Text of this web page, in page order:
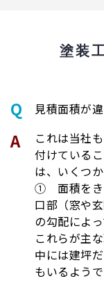
塗装
⾒積⾯積が
これは当社
付けている
は、いくつか
① 面積をき
口部（窓や
の勾配によ
これらが主な
中には建坪
もいるよう